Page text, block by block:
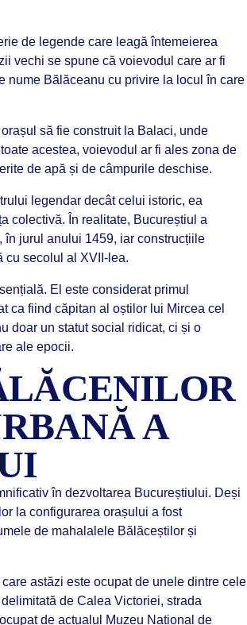
de legende care leagă întemeierea
vechi se spune că voievodul care ar fi
nume Bălăceanu cu privire la locul în care
să fie construit la Balaci, unde
acestea, voievodul ar fi ales zona de
de apă și de câmpurile deschise.
legendar decât celui istoric, ea
colectivă. În realitate, Bucureștiul a
jurul anului 1459, iar construcțiile
cu secolul al XVII-lea.
El este considerat primul
ca fiind căpitan al oștilor lui Mircea cel
doar un statut social ridicat, ci și o
ale epocii.
A
în dezvoltarea Bucureștiului. Deși
la configurarea orașului a fost
de mahalalele Bălăceștilor și
astăzi este ocupat de unele dintre cele
de Calea Victoriei, strada
de actualul Muzeu Național de